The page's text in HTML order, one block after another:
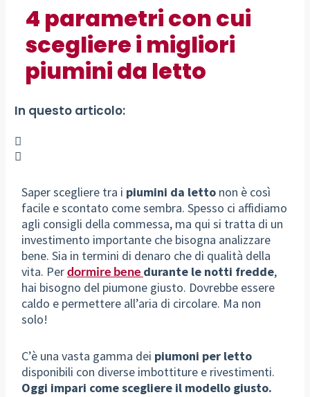
4 parametri con cui
scegliere i migliori
piumini da letto
In questo articolo:
Saper scegliere tra i piumini da letto non è così
facile e scontato come sembra. Spesso ci affidiamo
agli consigli della commessa, ma qui si tratta di un
investimento importante che bisogna analizzare
bene. Sia in termini di denaro che di qualità della
vita. Perdormire bene durante le notti fredde,
hai bisogno del piumone giusto. Dovrebbe essere
caldo e permettere all’aria di circolare. Ma non
solo!
C’è una vasta gamma dei piumoni per letto
disponibili con diverse imbottiture e rivestimenti.
Oggi impari come scegliere il modello giusto.